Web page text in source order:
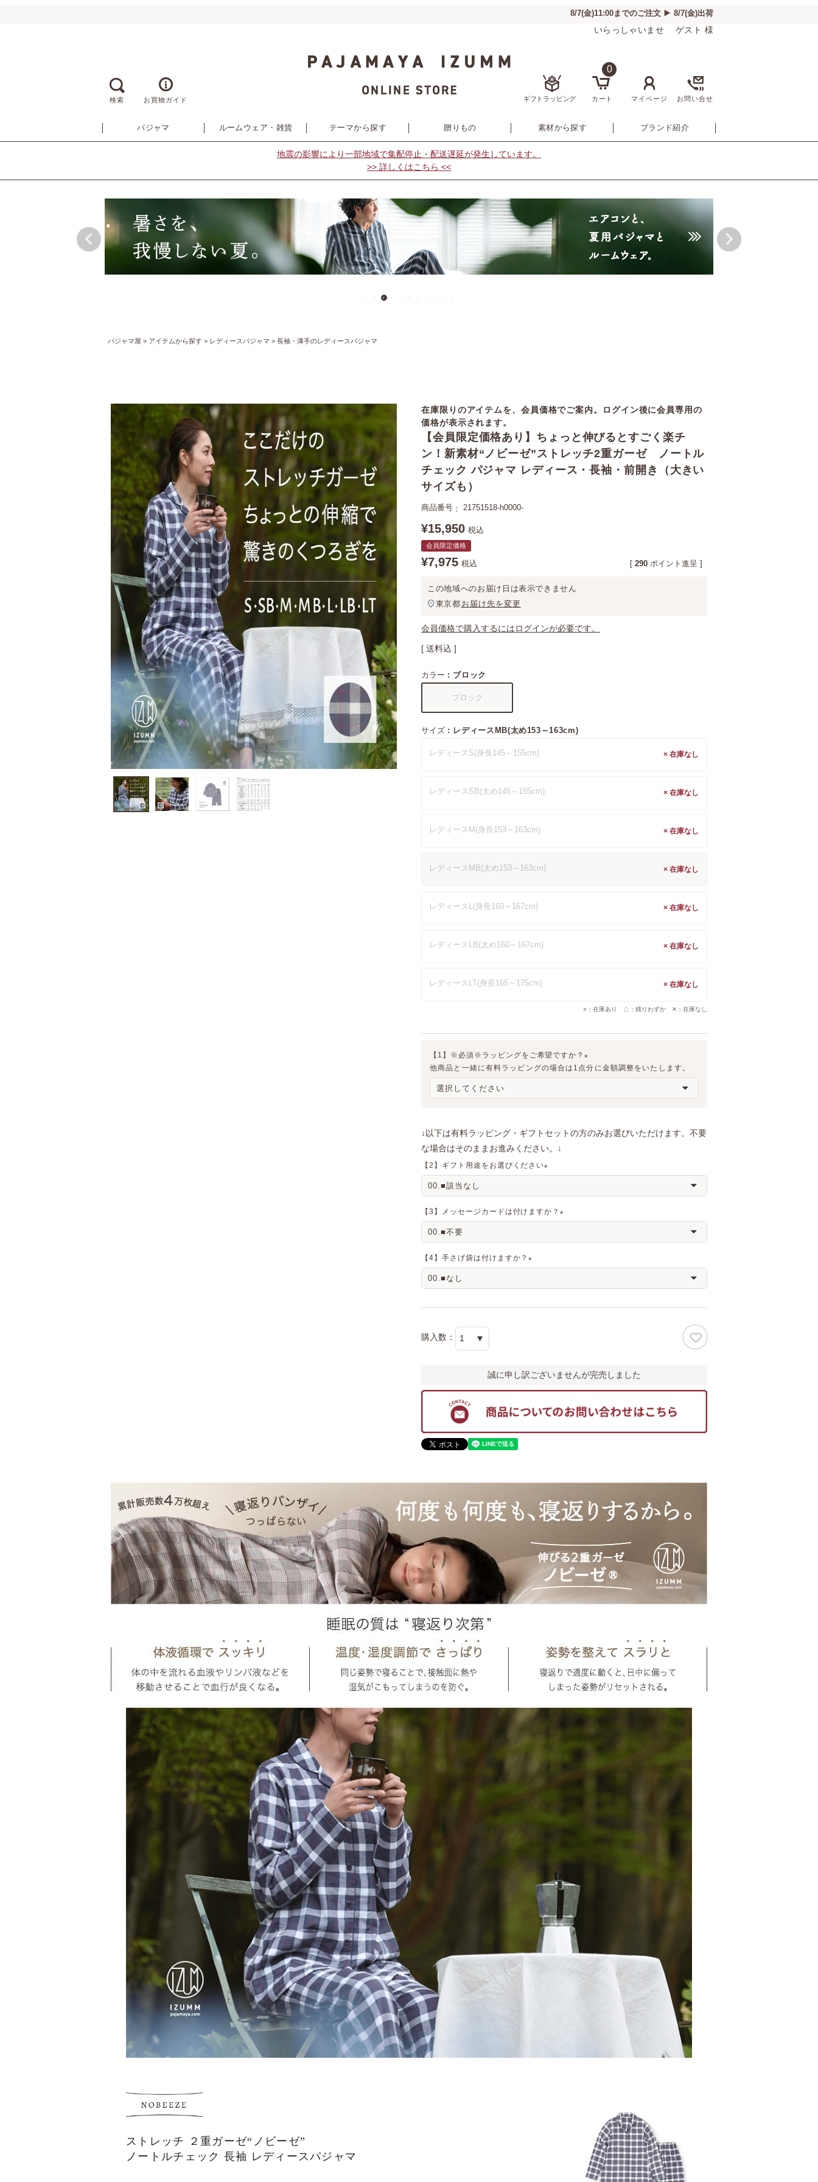
いらっしゃいませ ゲスト 様
検索 お買物ガイド ギフトラッピング
0
カート マイページ お問い合せ
パジャマ ルームウェア・雑貨 テーマから探す 贈りもの 素材から探す ブランド紹介
地震の影響により一部地域で集配停止・配送遅延が発生しています。
>> 詳しくはこちら <<
パジャマ屋 アイテムから探す レディースパジャマ 長袖・薄手のレディースパジャマ
在庫限りのアイテムを、会員価格でご案内。ログイン後に会員専用の
価格が表示されます。
【会員限定価格あり】ちょっと伸びるとすごく楽チ
ン！新素材“ノビーゼ”ストレッチ2重ガーゼ ノートル
チェック パジャマ レディース・長袖・前開き（大きい
サイズも）
商品番号 21751518-h0000-
¥15,950 税込
会員限定価格
¥7,975 税込 [ 290 ポイント進呈 ]
この地域へのお届け日は表示できません
東京都 お届け先を変更
会員価格で購入するにはログインが必要です。
送料込
【1】※必須※ラッピングをご希望ですか？
(
須
他商品と一緒に有料ラッピングの場合は1点分に金額調整をいたします。
↓以下は有料ラッピング・ギフトセットの方のみお選びいただけます。不要
な場合はそのままお進みください。↓
【2】ギフト用途をお選びください
必
須
)
【3】メッセージカードは付けますか？
必
)
【4】手さげ袋は付けますか？
必
サイズ レディースMB(太め153～163cm)
レディースS(身長145～155cm) ×
レディースSB(太め145～155cm) ×
レディースM(身長153～163cm) ×
レディースMB(太め153～163cm) ×
レディースL(身長160～167cm) ×
レディースLB(太め160～167cm) ×
レディースLT(身長165～175cm) ×
○：在庫あり △：残りわずか ✕：在庫なし
カラー ブロック
ブロック
誠に申し訳ございませんが完売しました
ストレッチ ２重ガーゼ“ノビーゼ”
ノートルチェック 長袖 レディースパジャマ